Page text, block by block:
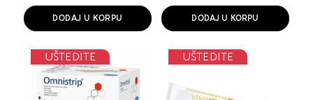
DODAJ U KORPU DODAJ U KORPU
UŠTEDITE UŠTEDITE